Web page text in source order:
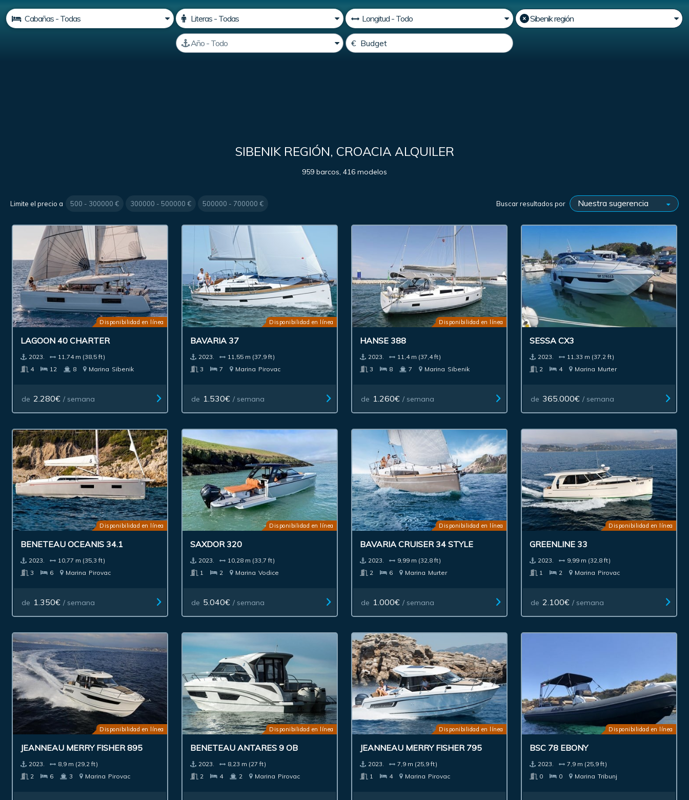
SIBENIK REGIÓN, CROACIA ALQUILER
959 barcos, 416 modelos
Limite el precio a 500 - 300000 € 300000 - 500000 € 500000 - 700000 € Buscar resultados por
Disponibilidad en línea
LAGOON 40 CHARTER
2023.
11,74 m (38,5 ft)
4
12 8 Marina Sibenik
de 2.280€ / semana
Disponibilidad en línea
BAVARIA 37
2023.
11,55 m (37,9 ft)
3
7 Marina Pirovac
de 1.530€ / semana
Disponibilidad en línea
HANSE 388
2023.
11,4 m (37,4 ft)
3
8 7 Marina Sibenik
de 1.260€ / semana
SESSA CX3
2023.
11,33 m (37,2 ft)
2
4 Marina Murter
de 365.000€ / semana
Disponibilidad en línea
BENETEAU OCEANIS 34.1
2023.
10,77 m (35,3 ft)
3
6 Marina Pirovac
de 1.350€ / semana
Disponibilidad en línea
SAXDOR 320
2023.
10,28 m (33,7 ft)
1
2 Marina Vodice
de 5.040€ / semana
Disponibilidad en línea
BAVARIA CRUISER 34 STYLE
2023.
9,99 m (32,8 ft)
2
6 Marina Murter
de 1.000€ / semana
Disponibilidad en línea
GREENLINE 33
2023.
9,99 m (32,8 ft)
1
2 Marina Pirovac
de 2.100€ / semana
Disponibilidad en línea
JEANNEAU MERRY FISHER 895
2023.
8,9 m (29,2 ft)
2
6 3 Marina Pirovac
Disponibilidad en línea
BENETEAU ANTARES 9 OB
2023.
8,23 m (27 ft)
2
4 2 Marina Pirovac
Disponibilidad en línea
JEANNEAU MERRY FISHER 795
2023.
7,9 m (25,9 ft)
1
4 Marina Pirovac
Disponibilidad en línea
BSC 78 EBONY
2023.
7,9 m (25,9 ft)
0
0 Marina Tribunj